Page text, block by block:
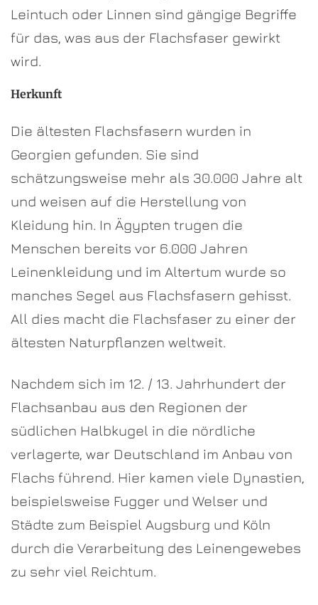
Leintuch oder Linnen sind gängige Begriffe
für das, was aus der Flachsfaser gewirkt
wird.
Herkunft
Die ältesten Flachsfasern wurden in
Georgien gefunden. Sie sind
schätzungsweise mehr als 30.000 Jahre alt
und weisen auf die Herstellung von
Kleidung hin. In Ägypten trugen die
Menschen bereits vor 6.000 Jahren
Leinenkleidung und im Altertum wurde so
manches Segel aus Flachsfasern gehisst.
All dies macht die Flachsfaser zu einer der
ältesten Naturpflanzen weltweit.
Nachdem sich im 12. / 13. Jahrhundert der
Flachsanbau aus den Regionen der
südlichen Halbkugel in die nördliche
verlagerte, war Deutschland im Anbau von
Flachs führend. Hier kamen viele Dynastien,
beispielsweise Fugger und Welser und
Städte zum Beispiel Augsburg und Köln
durch die Verarbeitung des Leinengewebes
zu sehr viel Reichtum.